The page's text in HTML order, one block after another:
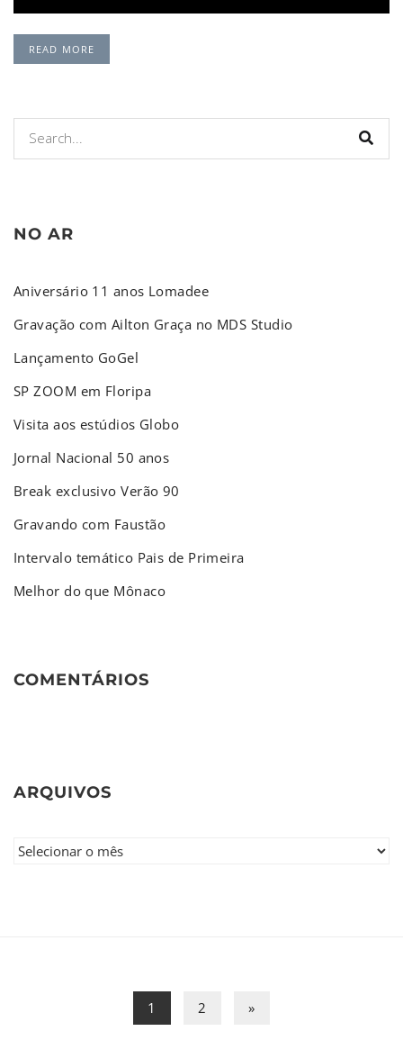
READ MORE
NO AR
Aniversário 11 anos Lomadee
Gravação com Ailton Graça no MDS Studio
Lançamento GoGel
SP ZOOM em Floripa
Visita aos estúdios Globo
Jornal Nacional 50 anos
Break exclusivo Verão 90
Gravando com Faustão
Intervalo temático Pais de Primeira
Melhor do que Mônaco
COMENTÁRIOS
ARQUIVOS
1 2 »